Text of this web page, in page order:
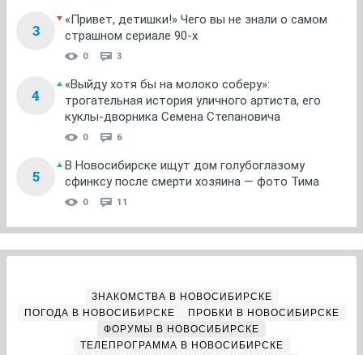
3
«Привет, детишки!» Чего вы не знали о самом
страшном сериале 90-х
0 3
4
«Выйду хотя бы на молоко соберу»:
трогательная история уличного артиста, его
куклы-дворника Семена Степановича
0 6
5
В Новосибирске ищут дом голубоглазому
сфинксу после смерти хозяина — фото Тима
0 11
ЗНАКОМСТВА В НОВОСИБИРСКЕ
ПОГОДА В НОВОСИБИРСКЕ
ПРОБКИ В НОВОСИБИРСКЕ
ФОРУМЫ В НОВОСИБИРСКЕ
ТЕЛЕПРОГРАММА В НОВОСИБИРСКЕ